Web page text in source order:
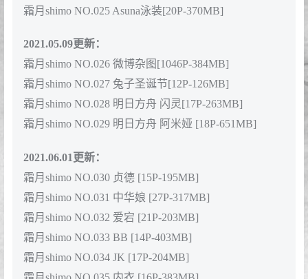
霜月Shimo NO.014 私服1[14P-235MB]
霜月Shimo NO.016 私服3[12P-115MB]
霜月Shimo NO.017 私服4[15P-347MB]
霜月Shimo NO.018 英梨梨睡衣[17P-189MB]
霜月Shimo NO.019 幼稚园[12P-115MB]
霜月Shimo NO.020 玉藻前[15P-294MB]
霜月Shimo NO.022 其它合集[598P-181MB]
2021.03.25更新：
霜月shimo NO.023 爱宕女仆[16P2V-174MB]
霜月shimo NO.024 加藤惠泳衣[19P-277MB]
霜月shimo NO.025 Asuna泳装[20P-370MB]